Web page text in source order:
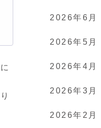
2026年6月
2026年5月
2026年4月
2026年3月
2026年2月